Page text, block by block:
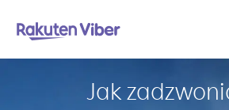
Jak